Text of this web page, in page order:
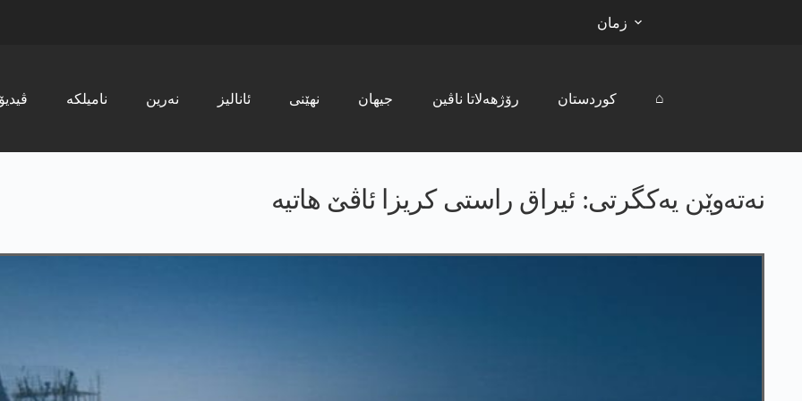
زمان
ڤیدیۆ نامیلکە نەرین ئانالیز نھێنی جیھان رۆژھەلاتا ناڤین کوردستان ⌂
نەتەوێن یەکگرتی: ئیراق راستی کریزا ئاڤێ هاتیە